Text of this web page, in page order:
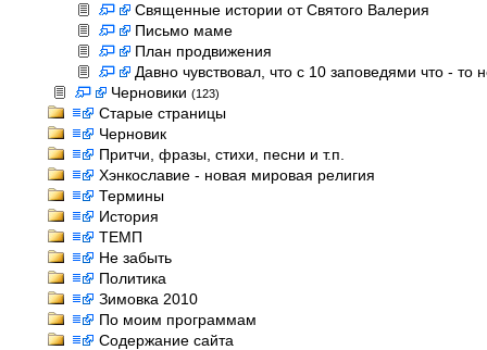
Священные истории от Святого Валерия
Письмо маме
План продвижения
Давно чувствовал, что с 10 заповедями что - то
Черновики (123)
Старые страницы
Черновик
Притчи, фразы, стихи, песни и т.п.
Хэнкославие - новая мировая религия
Термины
История
ТЕМП
Не забыть
Политика
Зимовка 2010
По моим программам
Содержание сайта